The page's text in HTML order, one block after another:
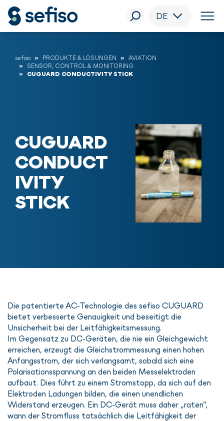
DE
sefiso PRODUKTE & LÖSUNGEN
AVIATION
SENSOR, CONTROL & MONITORING
CUGUARD CONDUCTIVITY STICK
CUGUARD
CONDUCT
IVITY
STICK
Die patentierte AC-Technologie des sefiso CUGUARD
bietet verbesserte Genauigkeit und beseitigt die
Unsicherheit bei der Leitfähigkeitsmessung.
Im Gegensatz zu DC-Geräten, die nie ein Gleichgewicht
erreichen, erzeugt die Gleichstrommessung einen hohen
Anfangsstrom, der sich verlangsamt, sobald sich eine
Polarisationsspannung an den beiden Messelektroden
aufbaut. Dies führt zu einem Stromstopp, da sich auf den
Elektroden Ladungen bilden, die einen unendlichen
Widerstand erzeugen. Ein DC-Gerät muss daher „raten“,
wann der Stromfluss tatsächlich die Leitfähigkeit der